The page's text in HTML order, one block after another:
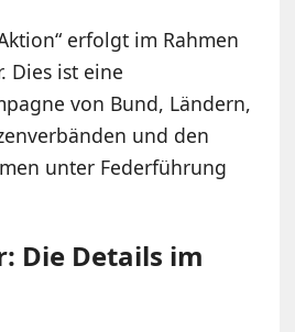
erfolgt im Rahmen
Dies ist eine
von Bund, Ländern,
und den
unter Federführung
Die Details im